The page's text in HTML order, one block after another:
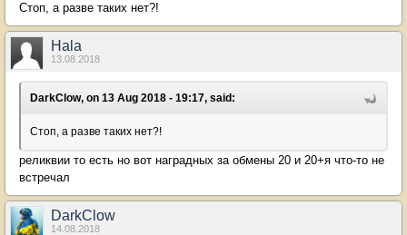
Стоп, а разве таких нет?!
Hala
13.08.2018
DarkClow, on 13 Aug 2018 - 19:17, said:
Стоп, а разве таких нет?!
реликвии то есть но вот наградных за обмены 20 и 20+я что-то не
встречал
DarkClow
14.08.2018